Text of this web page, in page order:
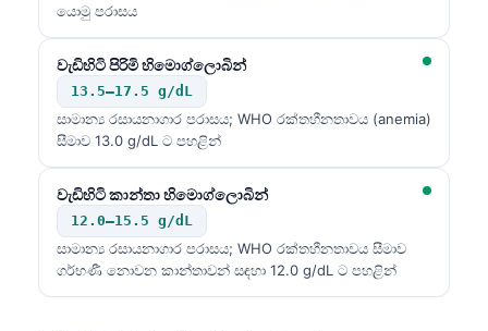
යොමු පරාසය
වැඩිහිටි පිරිමි හිමොග්ලොබින්
13.5–17.5 g/dL
සාමාන්‍ය රසායනාගාර පරාසය; WHO රක්තහීනතාවය (anemia)
සීමාව 13.0 g/dL ට පහළින්
වැඩිහිටි කාන්තා හිමොග්ලොබින්
12.0–15.5 g/dL
සාමාන්‍ය රසායනාගාර පරාසය; WHO රක්තහීනතාවය සීමාව
ගර්භණී නොවන කාන්තාවන් සඳහා 12.0 g/dL ට පහළින්